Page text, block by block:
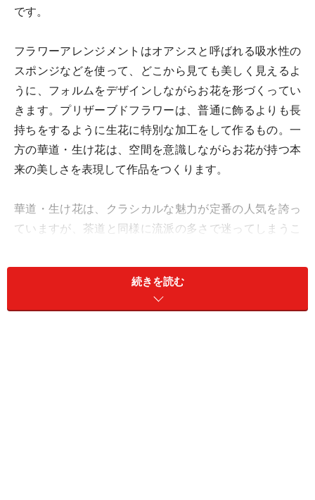
です。
フラワーアレンジメントはオアシスと呼ばれる吸水性の
スポンジなどを使って、どこから見ても美しく見えるよ
うに、フォルムをデザインしながらお花を形づくってい
きます。プリザーブドフラワーは、普通に飾るよりも長
持ちをするように生花に特別な加工をして作るもの。一
方の華道・生け花は、空間を意識しながらお花が持つ本
来の美しさを表現して作品をつくります。
華道・生け花は、クラシカルな魅力が定番の人気を誇っ
ていますが、茶道と同様に流派の多さで迷ってしまうこ
で華道・生け花の流派について簡単にご説明しましょ
続きを読む